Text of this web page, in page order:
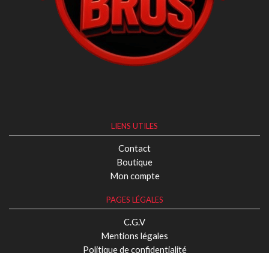
LIENS UTILES
Contact
Boutique
Mon compte
PAGES LÉGALES
C.G.V
Mentions légales
Politique de confidentialité